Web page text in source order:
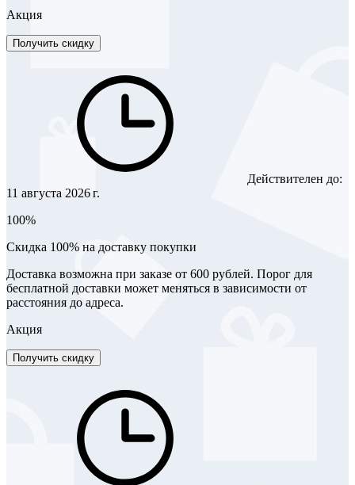
Акция
Получить скидку
Действителен до:
11 августа 2026 г.
100%
Скидка 100% на доставку покупки
Доставка возможна при заказе от 600 рублей. Порог для
бесплатной доставки может меняться в зависимости от
расстояния до адреса.
Акция
Получить скидку